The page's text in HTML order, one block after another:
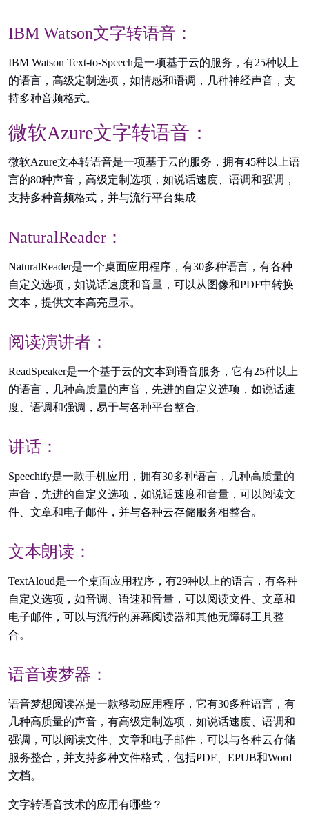
IBM Watson文字转语音：
IBM Watson Text-to-Speech是一项基于云的服务，有25种以上
的语言，高级定制选项，如情感和语调，几种神经声音，支
持多种音频格式。
微软Azure文字转语音：
微软Azure文本转语音是一项基于云的服务，拥有45种以上语
言的80种声音，高级定制选项，如说话速度、语调和强调，
支持多种音频格式，并与流行平台集成
NaturalReader：
NaturalReader是一个桌面应用程序，有30多种语言，有各种
自定义选项，如说话速度和音量，可以从图像和PDF中转换
文本，提供文本高亮显示。
阅读演讲者：
ReadSpeaker是一个基于云的文本到语音服务，它有25种以上
的语言，几种高质量的声音，先进的自定义选项，如说话速
度、语调和强调，易于与各种平台整合。
讲话：
Speechify是一款手机应用，拥有30多种语言，几种高质量的
声音，先进的自定义选项，如说话速度和音量，可以阅读文
件、文章和电子邮件，并与各种云存储服务相整合。
文本朗读：
TextAloud是一个桌面应用程序，有29种以上的语言，有各种
自定义选项，如音调、语速和音量，可以阅读文件、文章和
电子邮件，可以与流行的屏幕阅读器和其他无障碍工具整
合。
语音读梦器：
语音梦想阅读器是一款移动应用程序，它有30多种语言，有
几种高质量的声音，有高级定制选项，如说话速度、语调和
强调，可以阅读文件、文章和电子邮件，可以与各种云存储
服务整合，并支持多种文件格式，包括PDF、EPUB和Word
文档。
文字转语音技术的应用有哪些？